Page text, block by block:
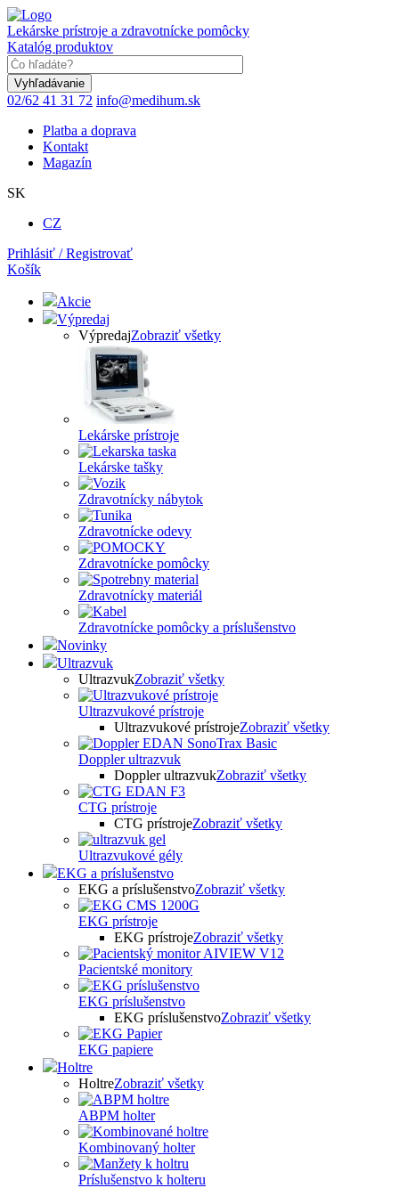
Skočiť
na
hlavný
obsah
Lekárske prístroje a zdravotnícke pomôcky
Katalóg produktov
02/62 41 31 72 info@medihum.sk
Platba a doprava
Kontakt
Magazín
SK
CZ
Prihlásiť / Registrovať
Košík
Akcie
Výpredaj
VýpredajZobraziť všetky
Lekárske prístroje
Lekárske tašky
Zdravotnícky nábytok
Zdravotnícke odevy
Zdravotnícke pomôcky
Zdravotnícky materiál
Zdravotnícke pomôcky a príslušenstvo
Novinky
Ultrazvuk
UltrazvukZobraziť všetky
Ultrazvukové prístroje
Ultrazvukové prístrojeZobraziť všetky
Doppler ultrazvuk
Doppler ultrazvukZobraziť všetky
CTG prístroje
CTG prístrojeZobraziť všetky
Ultrazvukové gély
EKG a príslušenstvo
EKG a príslušenstvoZobraziť všetky
EKG prístroje
EKG prístrojeZobraziť všetky
Pacientské monitory
EKG príslušenstvo
EKG príslušenstvoZobraziť všetky
EKG papiere
Holtre
HoltreZobraziť všetky
ABPM holter
Kombinovaný holter
Príslušenstvo k holteru